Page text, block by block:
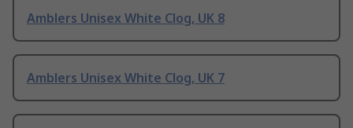
Amblers Unisex White Clog, UK 8
Amblers Unisex White Clog, UK 7